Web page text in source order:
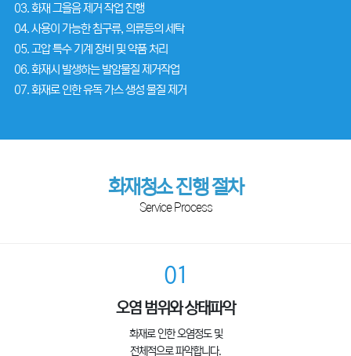
03. 화재 그을음 제거 작업 진행
04. 사용이 가능한 침구류, 의류등의 세탁
05. 고압 특수 기계 장비 및 약품 처리
06. 화재시 발생하는 발암물질 제거작업
07. 화재로 인한 유독 가스 생성 물질 제거
화재청소 진행 절차
Service Process
01
오염 범위와 상태파악
화재로 인한 오염정도 및
전체적으로 파악합니다.